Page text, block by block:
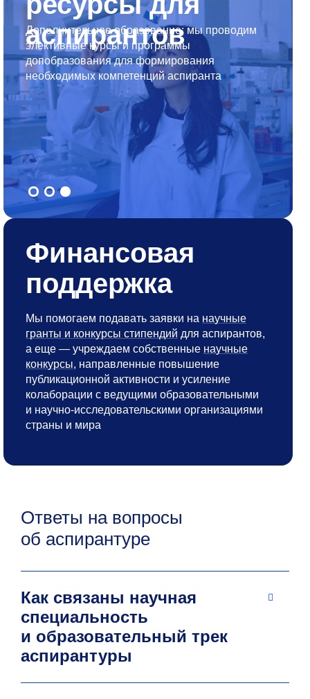
аспирантов
Дополнительное образование: мы проводим
элективные курсы и программы
допобразования для формирования
необходимых компетенций аспиранта
Финансовая
поддержка
Мы помогаем подавать заявки на научные
гранты и конкурсы стипендий для аспирантов,
а еще — учреждаем собственные научные
конкурсы, направленные повышение
публикационной активности и усиление
колаборации с ведущими образовательными
и научно-исследовательскими организациями
страны и мира
Ответы на вопросы
об аспирантуре
Как связаны научная
специальность
и образовательный трек
аспирантуры